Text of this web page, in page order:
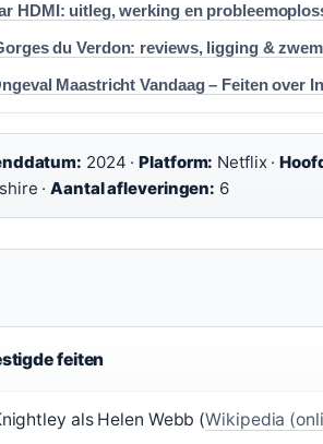
HDMI: uitleg, werking en
du Verdon: reviews, ligging &
Maastricht Vandaag – Feiten over
2024 ·Platform: Netflix ·
·Aantal afleveringen: 6
feiten
als Helen Webb (Wikipedia